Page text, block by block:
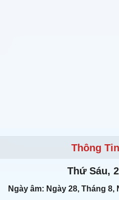
Thông
Thứ Sáu,
Ngày âm: Ngày 28, Tháng 8,